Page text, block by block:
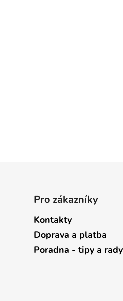
Pro zákazníky
Kontakty
Doprava a platba
Poradna - tipy a rady